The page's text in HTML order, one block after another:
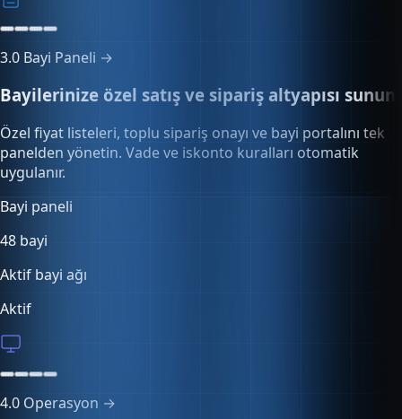
3.0Bayi Paneli →
Bayilerinize özel satış ve sipariş altyapısı sunun
Özel fiyat listeleri, toplu sipariş onayı ve bayi portalını tek
uygulanır.
Bayi portalı
0 sipariş
7 bayi çevrimiçi
Çevrimiçi
4.0Operasyon →
Stok, rapor ve ekip yönetimini merkezileştirin